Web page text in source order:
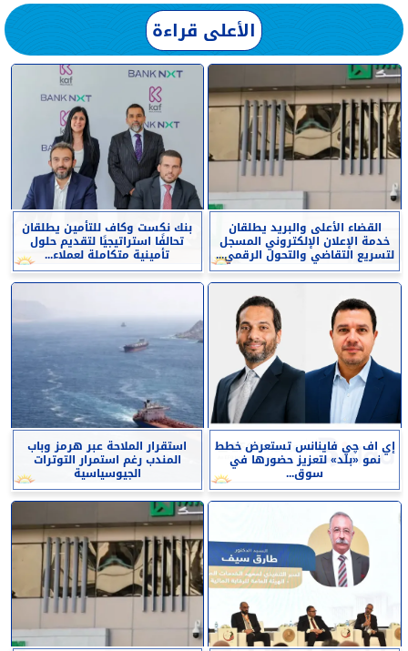
الأعلى قراءة
القضاء الأعلى والبريد يطلقان
خدمة الإعلان الإلكتروني المسجل
لتسريع التقاضي والتحول الرقمي...
بنك نكست وكاف للتأمين يطلقان
تحالفًا استراتيجيًا لتقديم حلول
تأمينية متكاملة لعملاء...
إي اف چي فاينانس تستعرض خطط
نمو «بلد» لتعزيز حضورها في
سوق...
استقرار الملاحة عبر هرمز وباب
المندب رغم استمرار التوترات
الجيوسياسية